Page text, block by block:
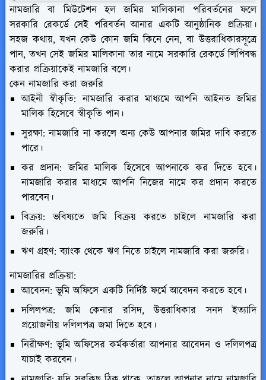
নামজারি বা মিউটেশন হল জমির মালিকানা পরিবর্তনের ফলে
সরকারি রেকর্ডে সেই পরিবর্তন আনার একটি আনুষ্ঠানিক প্রক্রিয়া।
সহজ কথায়, যখন কেউ কোন জমি কিনে নেন, বা উত্তরাধিকারসূত্রে
পান, তখন সেই জমির মালিকানা তার নামে সরকারি রেকর্ডে লিপিবদ্ধ
করার প্রক্রিয়াকেই নামজারি বলে।
কেন নামজারি করা জরুরি
আইনী স্বীকৃতি: নামজারি করার মাধ্যমে আপনি আইনত জমির
মালিক হিসেবে স্বীকৃতি পান।
সুরক্ষা: নামজারি না করলে অন্য কেউ আপনার জমির দাবি করতে
পারে।
কর প্রদান: জমির মালিক হিসেবে আপনাকে কর দিতে হবে।
নামজারি করার মাধ্যমে আপনি নিজের নামে কর প্রদান করতে
পারবেন।
বিক্রয়: ভবিষ্যতে জমি বিক্রয় করতে চাইলে নামজারি করা
জরুরি।
ঋণ গ্রহণ: ব্যাংক থেকে ঋণ নিতে চাইলে নামজারি করা জরুরি।
নামজারির প্রক্রিয়া:
আবেদন: ভূমি অফিসে একটি নির্দিষ্ট ফর্মে আবেদন করতে হবে।
দলিলপত্র: জমি কেনার রসিদ, উত্তরাধিকার সনদ ইত্যাদি
প্রয়োজনীয় দলিলপত্র জমা দিতে হবে।
নিরীক্ষণ: ভূমি অফিসের কর্মকর্তারা আপনার আবেদন ও দলিলপত্র
যাচাই করবেন।